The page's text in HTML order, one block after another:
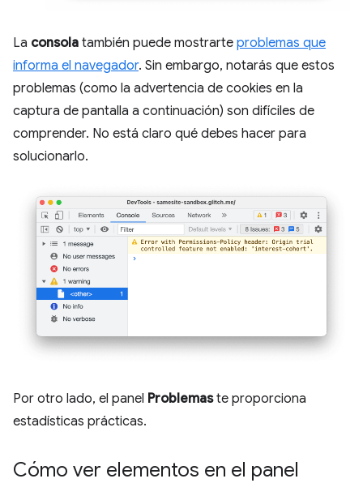
La consola también puede mostrarte problemas que
informa el navegador. Sin embargo, notarás que estos
problemas (como la advertencia de cookies en la
captura de pantalla a continuación) son difíciles de
comprender. No está claro qué debes hacer para
solucionarlo.
Por otro lado, el panel Problemaste proporciona
estadísticas prácticas.
Cómo ver elementos en el panel